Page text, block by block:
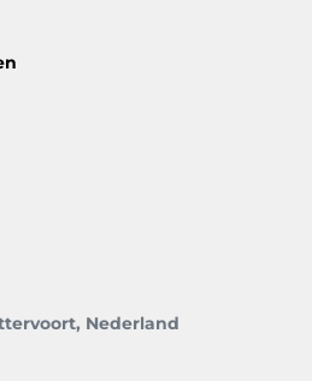
Nederland